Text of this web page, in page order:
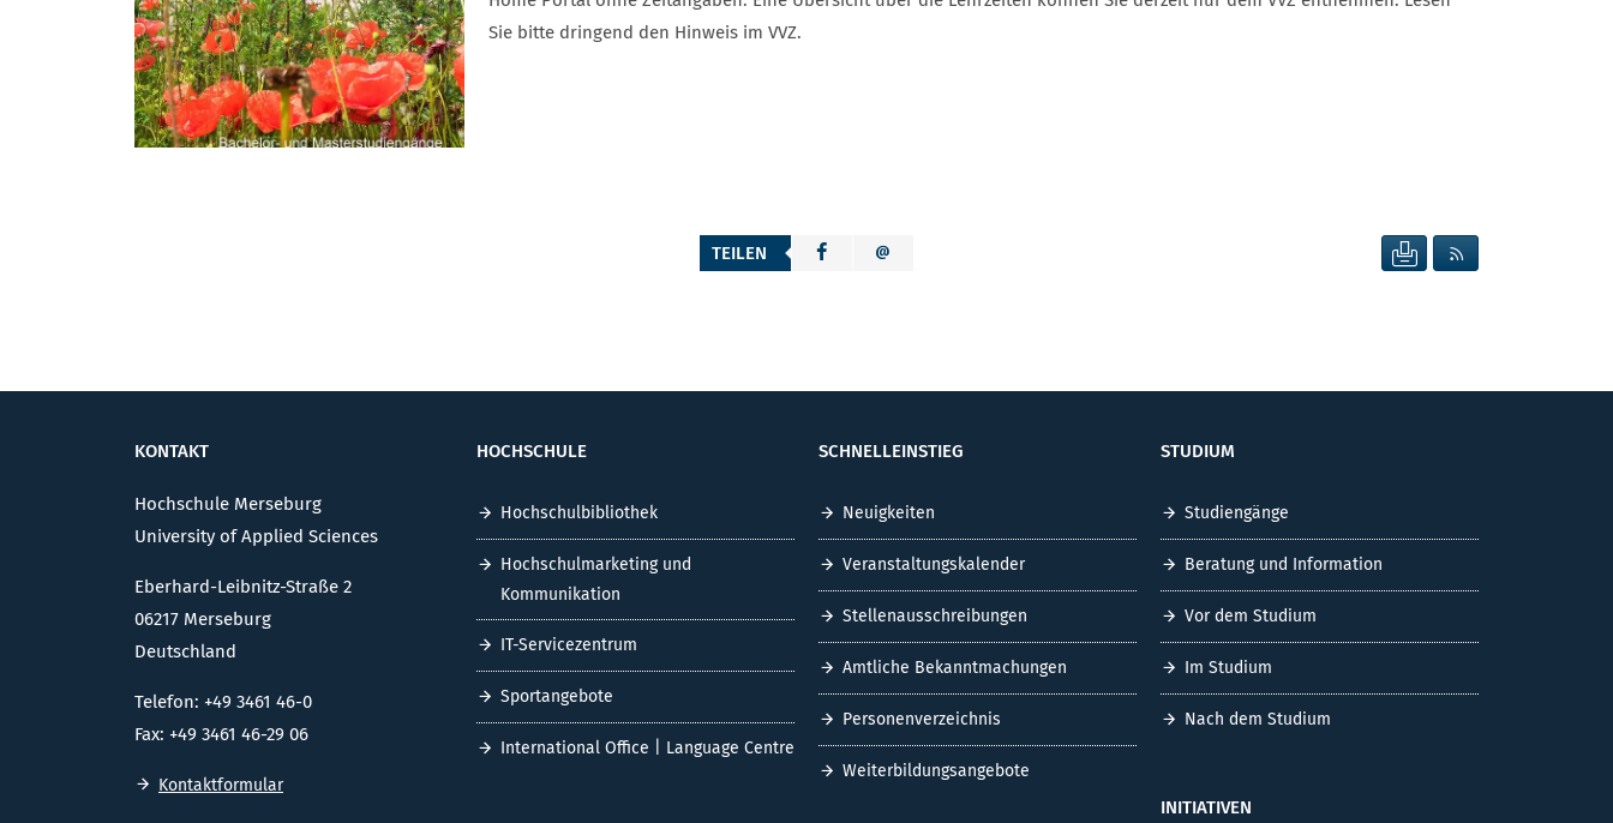
Sie bitte dringend den Hinweis im VVZ.
TEILEN SEITE DRUCKEN
KONTAKT
Hochschule Merseburg
University of Applied Sciences
Eberhard-Leibnitz-Straße 2
06217 Merseburg
Deutschland
Telefon: +49 3461 46-0
Fax: +49 3461 46-29 06
Kontaktformular
HOCHSCHULE
Hochschulbibliothek
Hochschulmarketing und
Kommunikation
IT-Servicezentrum
Sportangebote
International Office | Language Centre
SCHNELLEINSTIEG
Neuigkeiten
Veranstaltungskalender
Stellenausschreibungen
Amtliche Bekanntmachungen
Personenverzeichnis
Weiterbildungsangebote
STUDIUM
Studiengänge
Beratung und Information
Vor dem Studium
Im Studium
Nach dem Studium
INITIATIVEN